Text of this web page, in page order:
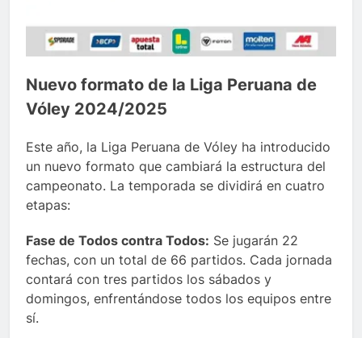
Nuevo formato de la Liga Peruana de
Vóley 2024/2025
Este año, la Liga Peruana de Vóley ha introducido
un nuevo formato que cambiará la estructura del
campeonato. La temporada se dividirá en cuatro
etapas:
Fase de Todos contra Todos: Se jugarán 22
fechas, con un total de 66 partidos. Cada jornada
contará con tres partidos los sábados y
domingos, enfrentándose todos los equipos entre
sí.